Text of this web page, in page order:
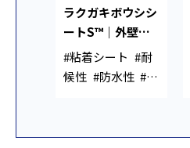
ラクガキボウシシ
ートS™｜外壁・
看板・公共施設向
け落書き防止シー
#粘着シート #耐
候性 #防水性 #簡